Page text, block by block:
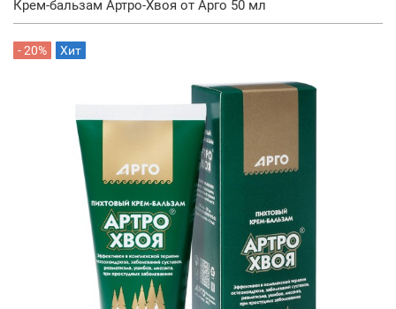
Крем-бальзам Артро-Хвоя от Арго 50 мл
- 20% Хит